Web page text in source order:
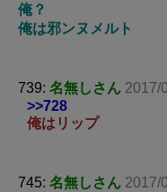
俺？
俺は邪ンヌメルト
739: 名無しさん 2017/
>>728
俺はリップ
745: 名無しさん 2017/